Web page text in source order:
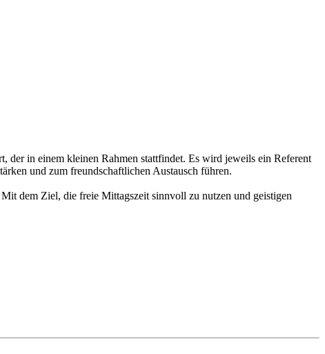
in einem kleinen Rahmen stattfindet. Es wird jeweils ein Referent
und zum freundschaftlichen Austausch führen.
dem Ziel, die freie Mittagszeit sinnvoll zu nutzen und geistigen